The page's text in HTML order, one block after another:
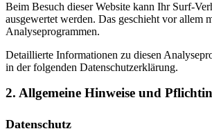
Beim Besuch dieser Website kann Ihr Surf-
ausgewertet werden. Das geschieht vor allem
Analyseprogrammen.
Detaillierte Informationen zu diesen
in der folgenden Datenschutzerklärung.
2. Allgemeine Hinweise und
Datenschutz